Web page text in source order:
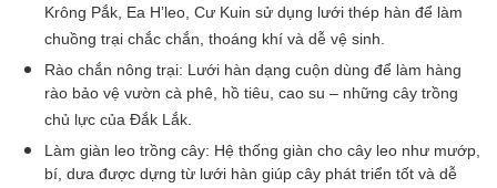
Krông Pắk, Ea H’leo, Cư Kuin sử dụng lưới thép hàn để làm
chuồng trại chắc chắn, thoáng khí và dễ vệ sinh.
Rào chắn nông trại: Lưới hàn dạng cuộn dùng để làm hàng
rào bảo vệ vườn cà phê, hồ tiêu, cao su – những cây trồng
chủ lực của Đắk Lắk.
Làm giàn leo trồng cây: Hệ thống giàn cho cây leo như mướp,
bí, dưa được dựng từ lưới hàn giúp cây phát triển tốt và dễ